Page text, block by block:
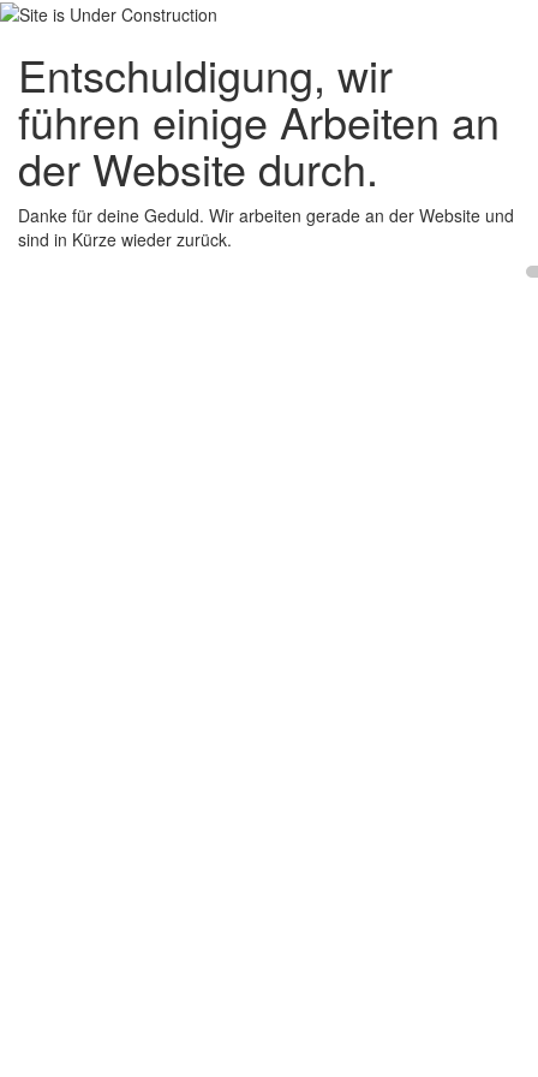
Entschuldigung, wir
führen einige Arbeiten an
der Website durch.
Danke für deine Geduld. Wir arbeiten gerade an der Website und
sind in Kürze wieder zurück.